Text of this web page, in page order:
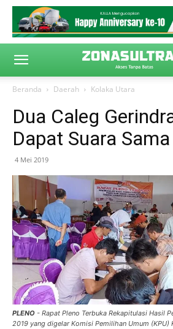
Beranda Daerah Kolaka Utara
Dua Caleg
Dapat Suara Sama
4 Mei 2019
PLENO - Rapat Pleno Terbuka Rekapitulasi Hasil
2019 yang digelar Komisi Pemilihan Umum (KPU)